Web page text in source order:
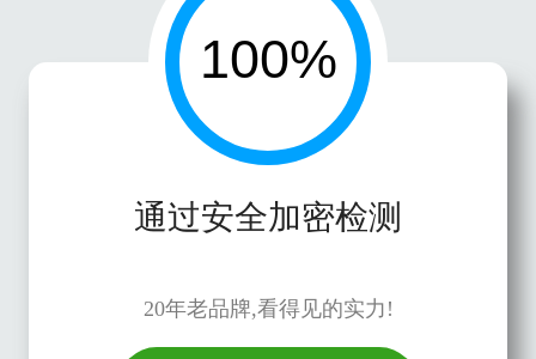
通过安全加密检测
20年老品牌,看得见的实力!